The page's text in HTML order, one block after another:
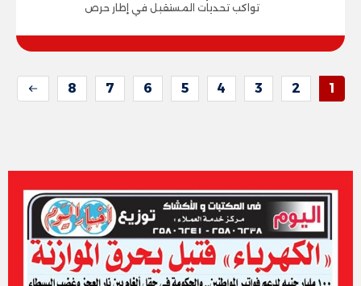
تواكب تحديات المستقبل في إطار حرص
1
2
3
4
5
6
7
8